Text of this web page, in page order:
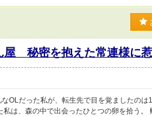
屋 秘密を抱えた常連様に惹
OLだった私が、転生先で目を覚ましたの
私は、森の中で出会ったひとつの卵を拾う。